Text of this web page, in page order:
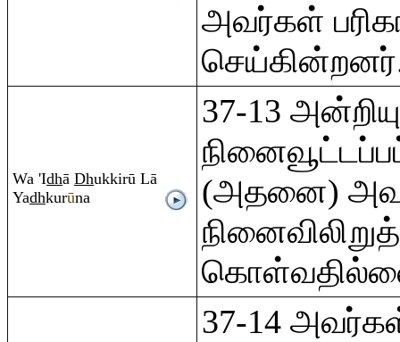
அவர்கள்
Wa 'Idhā Dhukkirū Lā
Yadhkurūna
37-13
(அதனை)
37-14